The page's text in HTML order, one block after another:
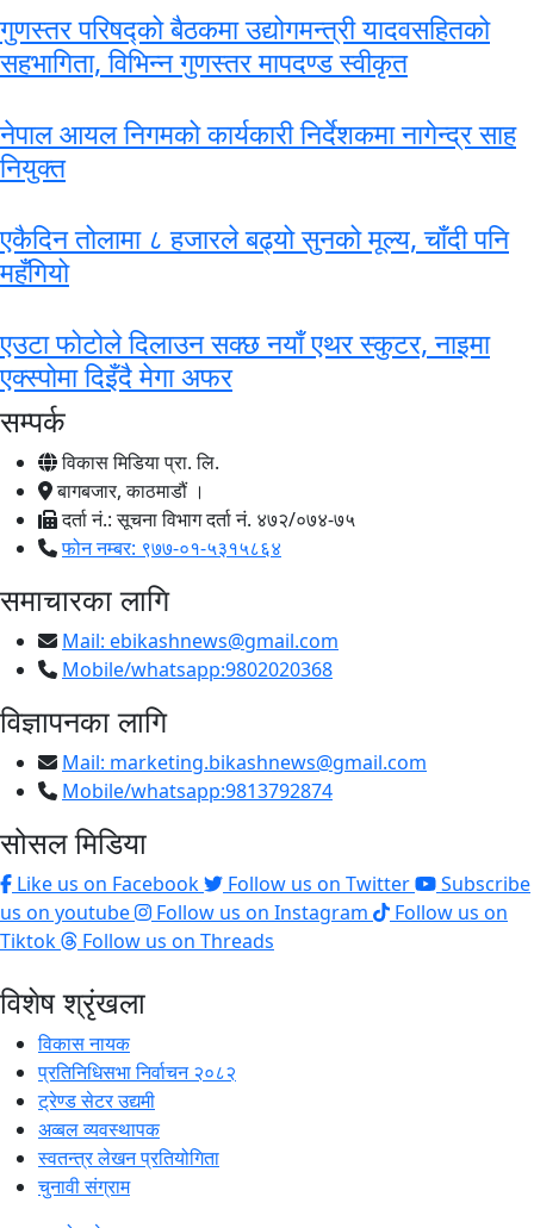
गुणस्तर परिषद्को बैठकमा उद्योगमन्त्री यादवसहितको
सहभागिता, विभिन्न गुणस्तर मापदण्ड स्वीकृत
नेपाल आयल निगमको कार्यकारी निर्देशकमा नागेन्द्र साह
नियुक्त
एकैदिन तोलामा ८ हजारले बढ्यो सुनको मूल्य, चाँदी पनि
महँगियो
एउटा फोटोले दिलाउन सक्छ नयाँ एथर स्कुटर, नाइमा
एक्स्पोमा दिइँदै मेगा अफर
सम्पर्क
विकास मिडिया प्रा. लि.
बागबजार, काठमाडौं ।
दर्ता नं.: सूचना विभाग दर्ता नं. ४७२/०७४-७५
फोन नम्बर: ९७७-०१-५३१५८६४
समाचारका लागि
Mail: ebikashnews@gmail.com
Mobile/whatsapp:9802020368
विज्ञापनका लागि
Mail: marketing.bikashnews@gmail.com
Mobile/whatsapp:9813792874
सोसल मिडिया
Like us on Facebook Follow us on Twitter
Subscribe
us on youtube
Follow us on Instagram
Follow us on
Tiktok
Follow us on Threads
विशेष श्रृंखला
विकास नायक
प्रतिनिधिसभा निर्वाचन २०८२
ट्रेण्ड सेटर उद्यमी
अव्बल व्यवस्थापक
स्वतन्त्र लेखन प्रतियोगिता
चुनावी संग्राम